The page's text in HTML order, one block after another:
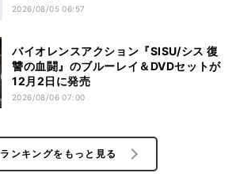
2026/08/05 06:57
バイオレンスアクション『SISU/シス 復
讐の血闘』のブルーレイ＆DVDセットが
12月2日に発売
2026/08/06 07:00
ランキングをもっと見る